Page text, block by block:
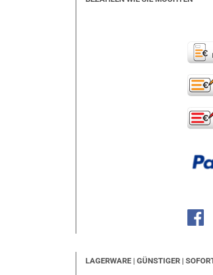
LAGERWARE | GÜNSTIGER |